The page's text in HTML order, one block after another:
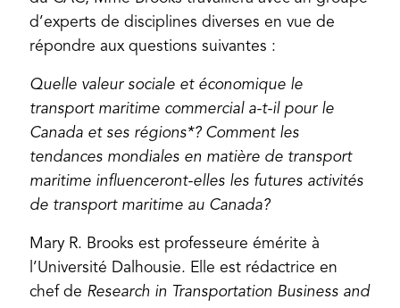
d’experts de disciplines diverses en vue de
répondre aux questions suivantes :
Quelle valeur sociale et économique le
transport maritime commercial a-t-il pour le
Canada et ses régions*? Comment les
tendances mondiales en matière de transport
maritime influenceront-elles les futures activités
de transport maritime au Canada?
Mary R. Brooks est professeure émérite à
l’Université Dalhousie. Elle est rédactrice en
chef de Research in Transportation Business and